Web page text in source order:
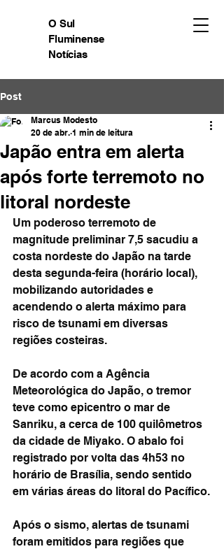
O Sul
Fluminense
Notícias
Post
Japão entra em alerta
após forte terremoto no
litoral nordeste
Marcus Modesto
20 de abr. 1 min de leitura
Um poderoso terremoto de
magnitude preliminar 7,5 sacudiu a
costa nordeste do Japão na tarde
desta segunda-feira (horário local),
mobilizando autoridades e
acendendo o alerta máximo para
risco de tsunami em diversas
regiões costeiras.
De acordo com a Agência
Meteorológica do Japão, o tremor
teve como epicentro o mar de
Sanriku, a cerca de 100 quilômetros
da cidade de Miyako. O abalo foi
registrado por volta das 4h53 no
horário de Brasília, sendo sentido
em várias áreas do litoral do Pacífico.
Após o sismo, alertas de tsunami
foram emitidos para regiões que